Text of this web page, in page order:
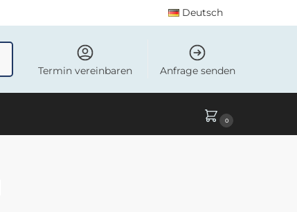
Deutsch
Termin vereinbaren Anfrage senden
0